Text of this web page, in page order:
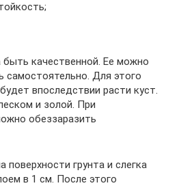
качественной. Ее можно
самостоятельно. Для этого
впоследствии расти куст.
и золой. При
обеззаразить
грунта и слегка
в 1 см. После этого